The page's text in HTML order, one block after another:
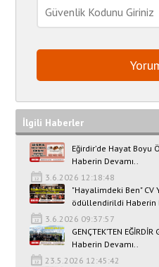
İlgili Haberler
Eğirdir’de Hayat Boyu
Haberin Devamı..
3.6.2026 12:18:48
"Hayalimdeki Ben" CV
ödüllendirildi Haberin
3.6.2026 09:37:57
GENÇTEK’TEN
Haberin Devamı..
23.5.2026 12:45:42